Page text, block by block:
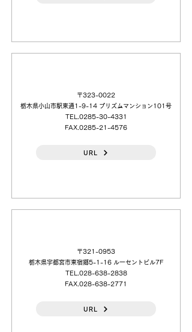
〒323-0022
栃木県小山市駅東通1-9-14 プリズムマンション101号
TEL.0285-30-4331
FAX.0285-21-4576
URL
〒321-0953
栃木県宇都宮市東宿郷5-1-16 ルーセントビル7F
TEL.028-638-2838
FAX.028-638-2771
URL